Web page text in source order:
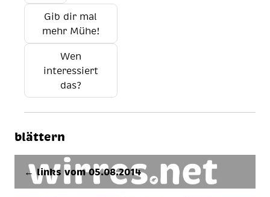
Gib dir mal
mehr Mühe!
Wen
interessiert
das?
blättern
← links vom 05.08.2014